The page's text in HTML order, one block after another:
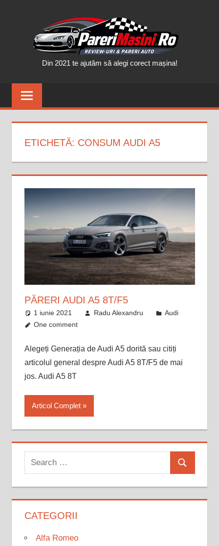
Din 2021 te ajutăm să alegi corect mașina!
ETICHETĂ: CONSUM AUDI A5
PĂRERI AUDI A5 8T/F5
1 iunie 2021 Radu Alexandru
Audi
One comment
Alegeți Generația de Audi A5 dorită sau citiți
articolul general despre Audi A5 8T/F5 de mai
jos. Audi A5 8T
Articol Complet
Search
for:
Search
CATEGORII
Alfa Romeo